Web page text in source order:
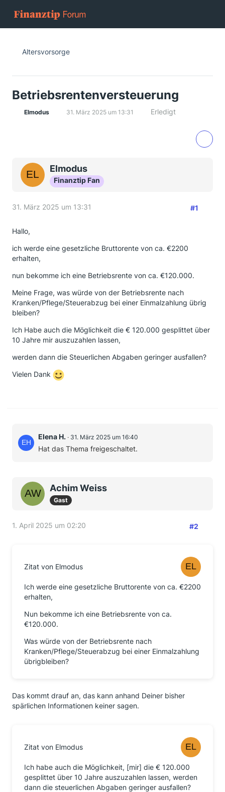
Altersvorsorge
Betriebsrentenversteuerung
Elmodus 31. März 2025 um 13:31 Erledigt
Elmodus
Finanztip Fan
31. März 2025 um 13:31 #1
Hallo,
ich werde eine gesetzliche Bruttorente von ca. €2200
erhalten,
nun bekomme ich eine Betriebsrente von ca. €120.000.
Meine Frage, was würde von der Betriebsrente nach
Kranken/Pflege/Steuerabzug bei einer Einmalzahlung übrig
bleiben?
Ich Habe auch die Möglichkeit die € 120.000 gesplittet über
10 Jahre mir auszuzahlen lassen,
werden dann die Steuerlichen Abgaben geringer ausfallen?
Vielen Dank
Elena H. 31. März 2025 um 16:40
Hat das Thema freigeschaltet.
Achim Weiss
Gast
1. April 2025 um 02:20 #2
Zitat von Elmodus
Ich werde eine gesetzliche Bruttorente von ca. €2200
erhalten,
Nun bekomme ich eine Betriebsrente von ca.
€120.000.
Was würde von der Betriebsrente nach
Kranken/Pflege/Steuerabzug bei einer Einmalzahlung
übrigbleiben?
Das kommt drauf an, das kann anhand Deiner bisher
spärlichen Informationen keiner sagen.
Zitat von Elmodus
Ich habe auch die Möglichkeit, [mir] die € 120.000
gesplittet über 10 Jahre auszuzahlen lassen, werden
dann die steuerlichen Abgaben geringer ausfallen?